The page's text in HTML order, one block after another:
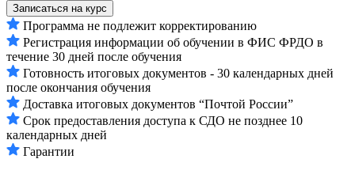
Записаться на курс
Программа не подлежит корректированию
Регистрация информации об обучении в ФИС ФРДО в
течение 30 дней после обучения
Готовность итоговых документов - 30 календарных дней
после окончания обучения
Доставка итоговых документов “Почтой России”
Срок предоставления доступа к СДО не позднее 10
календарных дней
Гарантии